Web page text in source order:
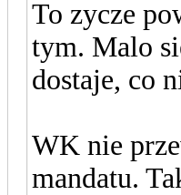
To zycze
tym. Malo
dostaje, co
WK nie
mandatu.